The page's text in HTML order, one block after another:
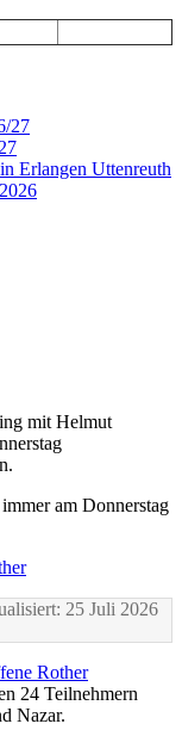
27
Erlangen Uttenreuth
am Donnerstag
25 Juli 2026
Rother
24 Teilnehmern
Nazar.